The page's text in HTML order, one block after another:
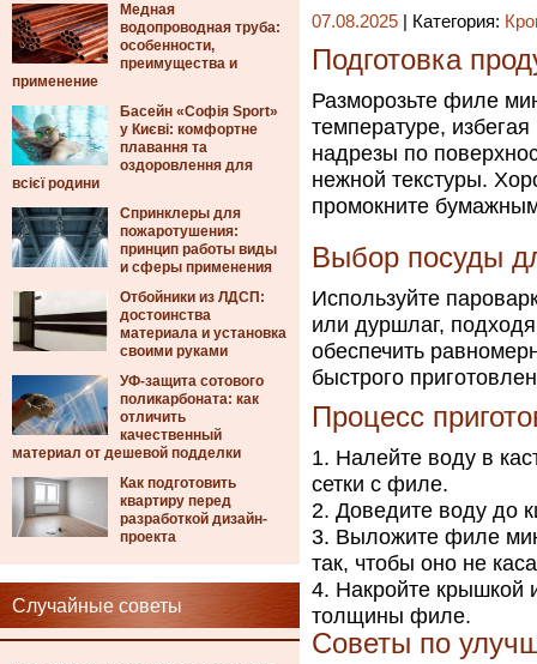
Медная
водопроводная труба:
особенности,
преимущества и
применение
Басейн «Софія Sport»
у Києві: комфортне
плавання та
оздоровлення для
всієї родини
Спринклеры для
пожаротушения:
принцип работы виды
и сферы применения
Отбойники из ЛДСП:
достоинства
материала и установка
своими руками
УФ-защита сотового
поликарбоната: как
отличить
качественный
материал от дешевой подделки
Как подготовить
квартиру перед
разработкой дизайн-
проекта
Случайные советы
07.08.2025 | Категория:
Подготовка
Разморозьте филе
температуре,
надрезы по
нежной текстуры.
промокните
Выбор посуды
Используйте
или дуршлаг,
обеспечить
быстрого
Процесс
Налейте воду в
сетки с филе.
Доведите воду до
Выложите филе
так, чтобы оно не
Накройте крышкой
толщины филе.
Советы по